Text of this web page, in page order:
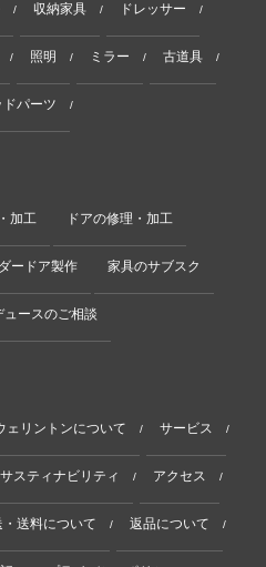
/ 収納家具 / ドレッサー /
/ 照明 / ミラー / 古道具 /
ドパーツ /
加工 ドアの修理・加工
ードア製作 家具のサブスク
ュースのご相談
ェリントンについて / サービス /
サスティナビリティ / アクセス /
・送料について / 返品について /